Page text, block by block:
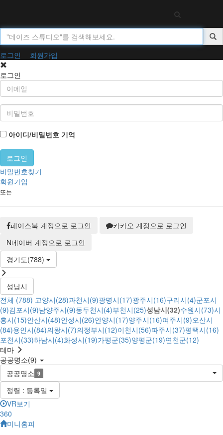
로그인
회원가입
로그인
아이디/비밀번호 기억
비밀번호찾기
회원가입
또는
페이스북 계정으로 로그인
카카오 계정으로 로그인
N네이버 계정으로 로그인
경기도(788)
성남시
전체 (788) 고양시(28)과천시(9)광명시(17)광주시(16)구리시(4)군포시
(9)김포시(9)남양주시(9)동두천시(4)부천시(25)성남시(32)수원시(73)시
흥시(15)안산시(48)안성시(26)안양시(17)양주시(16)여주시(9)오산시
(84)용인시(84)의왕시(7)의정부시(12)이천시(56)파주시(37)평택시(16)
포천시(33)하남시(4)화성시(19)가평군(35)양평군(19)연천군(12)
테마
공공명소(9)
공공명소 9
정렬 : 등록일
VR보기
360
미니홈피